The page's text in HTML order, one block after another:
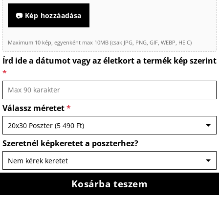
📷 Kép hozzáadása
Maximum 10 kép, egyenként max 10MB (csak JPG, PNG, GIF, WEBP, HEIC)
Írd ide a dátumot vagy az életkort a termék kép szerint
*
Válassz méretet*
Szeretnél képkeretet a poszterhez?
Kosárba teszem